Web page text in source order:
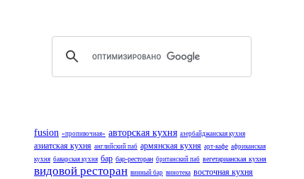
fusion «пропивочная» авторская кухня азербайджанская кухня
азиатская кухня английский паб армянская кухня арт-кафе африканская
кухня баварская кухня бар бар-ресторан британский паб вегетарианская кухня
видовой ресторан винный бар винотека восточная кухня